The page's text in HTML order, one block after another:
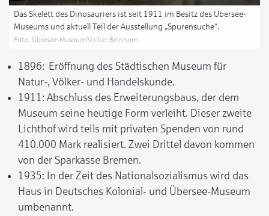
Das Skelett des Dinosauriers ist seit 1911 im Besitz des Übersee-
Museums und aktuell Teil der Ausstellung „Spurensuche“.
Foto: Übersee-Museum/Volker Beinhorn
1896: Eröffnung des Städtischen Museum für
Natur-, Völker- und Handelskunde.
1911: Abschluss des Erweiterungsbaus, der dem
Museum seine heutige Form verleiht. Dieser zweite
Lichthof wird teils mit privaten Spenden von rund
410.000 Mark realisiert. Zwei Drittel davon kommen
von der Sparkasse Bremen.
1935: In der Zeit des Nationalsozialismus wird das
Haus in Deutsches Kolonial- und Übersee-Museum
umbenannt.